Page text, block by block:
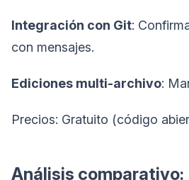
Integración con Git:
con mensajes.
Ediciones multi-archivo:
Precios: Gratuito (código
Análisis comparativo: